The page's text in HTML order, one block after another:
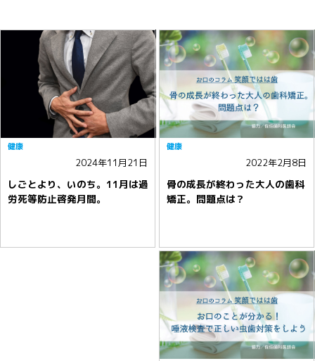
2024年11月21日
しごとより、いのち。11月は過
労死等防止啓発月間。
健康
2022年2月8日
骨の成長が終わった大人の歯科
矯正。問題点は？
健康